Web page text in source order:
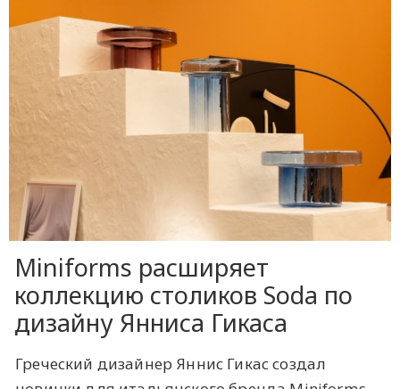
Miniforms расширяет
коллекцию столиков Soda по
дизайну Янниса Гикаса
Греческий дизайнер Яннис Гикас создал